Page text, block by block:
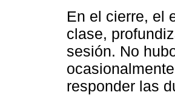
En el cierre, el
clase,
sesión. No
responder las